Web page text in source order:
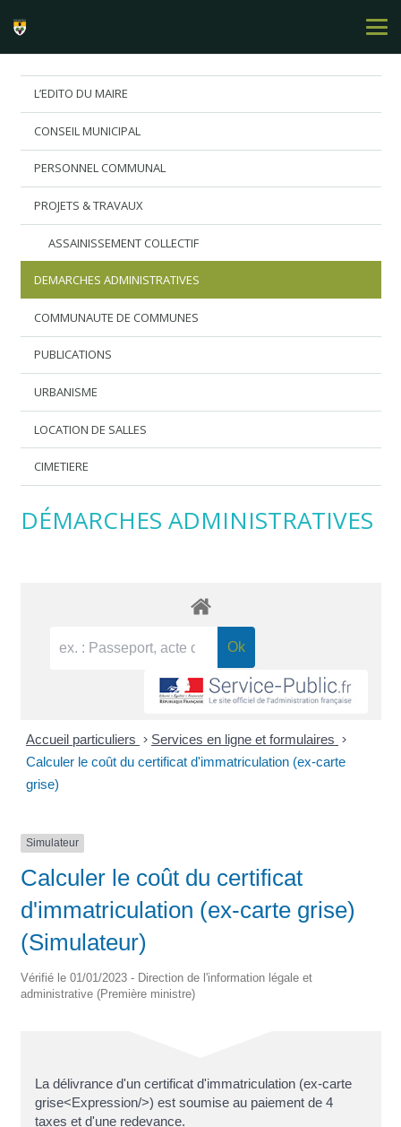
L’EDITO DU MAIRE
CONSEIL MUNICIPAL
PERSONNEL COMMUNAL
PROJETS & TRAVAUX
ASSAINISSEMENT COLLECTIF
DEMARCHES ADMINISTRATIVES
COMMUNAUTE DE COMMUNES
PUBLICATIONS
URBANISME
LOCATION DE SALLES
CIMETIERE
DÉMARCHES ADMINISTRATIVES
Accueil particuliers > Services en ligne et formulaires >
Calculer le coût du certificat d'immatriculation (ex-carte
grise)
Simulateur
Calculer le coût du certificat
d'immatriculation (ex-carte grise)
(Simulateur)
Vérifié le 01/01/2023 - Direction de l'information légale et
administrative (Première ministre)
La délivrance d'un certificat d'immatriculation (ex-carte
grise<Expression/>) est soumise au paiement de 4
taxes et d'une redevance.